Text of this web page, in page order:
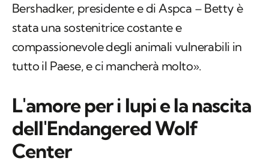
Bershadker, presidente e di Aspca – Betty è
stata una sostenitrice costante e
compassionevole degli animali vulnerabili in
tutto il Paese, e ci mancherà molto».
L'amore per i lupi e la nascita
dell'Endangered Wolf
Center